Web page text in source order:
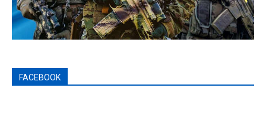
FACEBOOK